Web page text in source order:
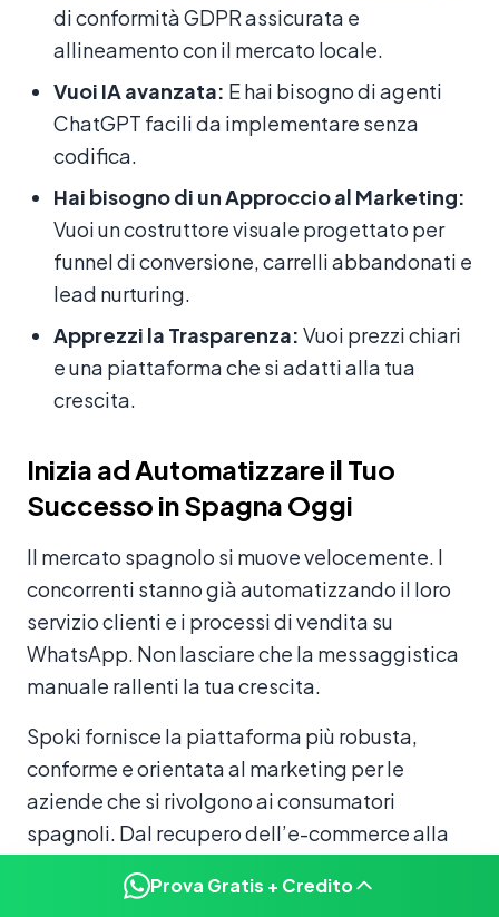
di conformità GDPR assicurata e
allineamento con il mercato locale.
Vuoi IA avanzata: E hai bisogno di agenti
ChatGPT facili da implementare senza
codifica.
Hai bisogno di un Approccio al Marketing:
Vuoi un costruttore visuale progettato per
funnel di conversione, carrelli abbandonati e
lead nurturing.
Apprezzi la Trasparenza: Vuoi prezzi chiari
e una piattaforma che si adatti alla tua
crescita.
Inizia ad Automatizzare il Tuo
Successo in Spagna Oggi
Il mercato spagnolo si muove velocemente. I
concorrenti stanno già automatizzando il loro
servizio clienti e i processi di vendita su
WhatsApp. Non lasciare che la messaggistica
manuale rallenti la tua crescita.
Spoki fornisce la piattaforma più robusta,
conforme e orientata al marketing per le
aziende che si rivolgono ai consumatori
spagnoli. Dal recupero dell’e-commerce alla
trasforma WhatsApp nel tuo canale di entrate
Prova Gratis + Credito